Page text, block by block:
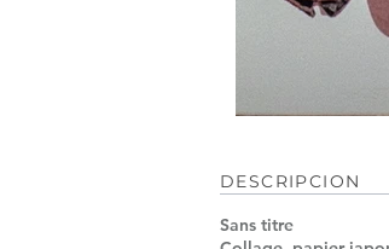
DESCRIPCION
Sans titre